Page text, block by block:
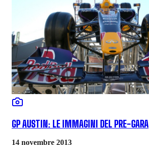
GP AUSTIN: LE IMMAGINI DEL PRE-GARA
14 novembre 2013